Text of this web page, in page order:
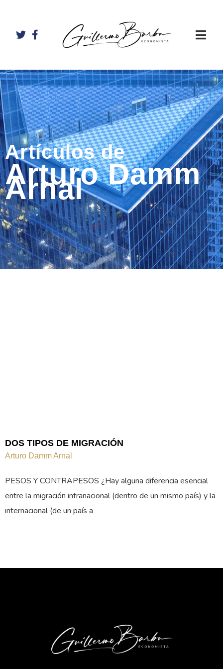
Artículos de
Arturo Damm
Arnal
DOS TIPOS DE MIGRACIÓN
Arturo Damm Arnal
PESOS Y CONTRAPESOS ¿Hay alguna diferencia esencial
entre la migración intranacional (dentro de un mismo país) y la
internacional (de un país a